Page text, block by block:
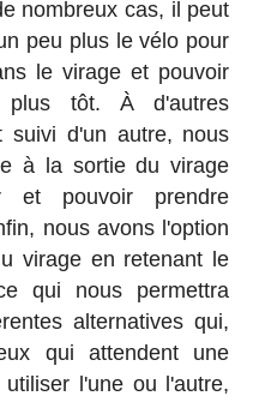
nombreux cas, il peut
peu plus le vélo pour
le virage et pouvoir
plus tôt. À d'autres
suivi d'un autre, nous
à la sortie du virage
et pouvoir prendre
nous avons l'option
virage en retenant le
qui nous permettra
alternatives qui,
qui attendent une
l'une ou l'autre,